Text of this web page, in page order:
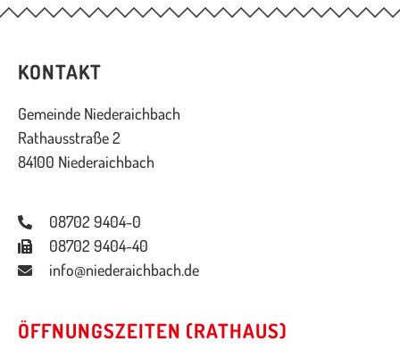
KONTAKT
Gemeinde Niederaichbach
Rathausstraße 2
84100 Niederaichbach
08702 9404-0
08702 9404-40
info@niederaichbach.de
ÖFFNUNGSZEITEN (RATHAUS)